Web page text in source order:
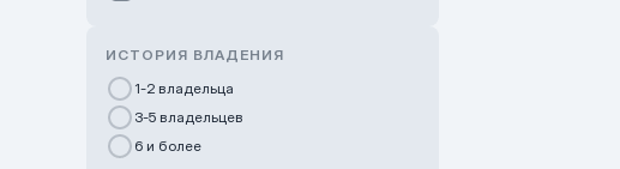
GWM Nurly Zhol
Chery Astana
ИСТОРИЯ ВЛАДЕНИЯ
1-2 владельца
3-5 владельцев
6 и более